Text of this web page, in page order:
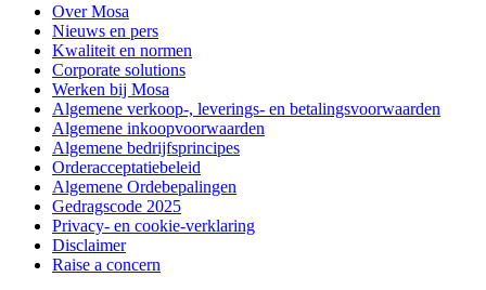
Over Mosa
Nieuws en pers
Kwaliteit en normen
Corporate solutions
Werken bij Mosa
Algemene verkoop-, leverings- en betalingsvoorwaarden
Algemene inkoopvoorwaarden
Algemene bedrijfsprincipes
Orderacceptatiebeleid
Algemene Ordebepalingen
Gedragscode 2025
Privacy- en cookie-verklaring
Disclaimer
Raise a concern